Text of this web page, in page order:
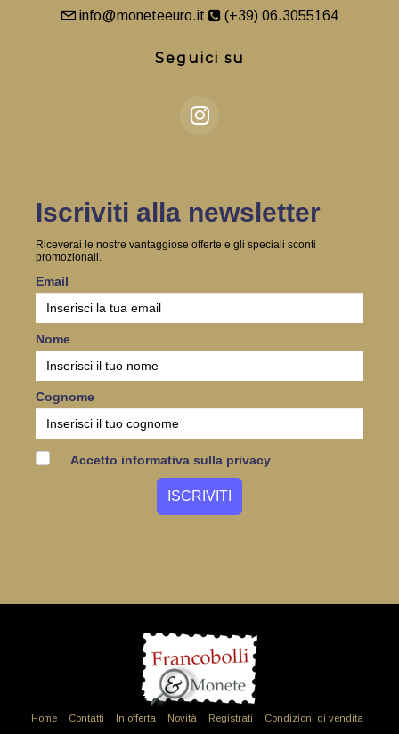
info@moneteeuro.it (+39) 06.3055164
Seguici su
Iscriviti alla newsletter
Riceverai le nostre vantaggiose offerte e gli speciali sconti
promozionali.
Email
Nome
Cognome
Accetto informativa sulla privacy
Home Contatti In offerta Novità Registrati Condizioni di vendita